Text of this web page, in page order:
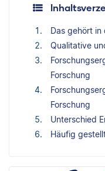
Das gehört in
Qualitative
Forschung
Forschung
Unterschied
Häufig